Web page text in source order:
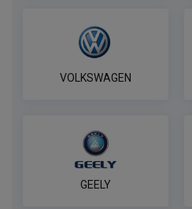
VOLKSWAGEN
GEELY